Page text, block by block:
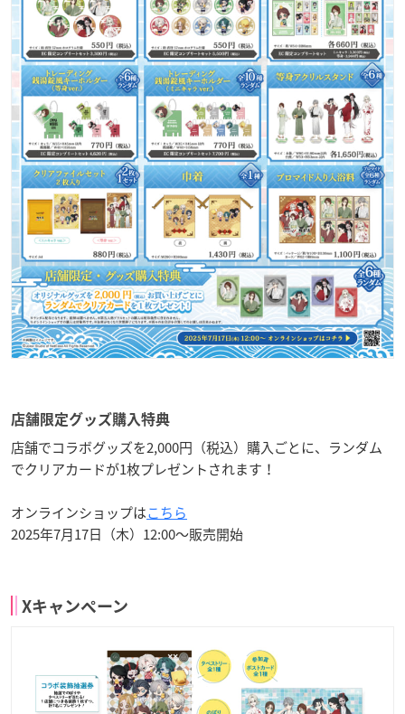
店舗限定グッズ購入特典
店舗でコラボグッズを2,000円（税込）購入ごとに、ランダム
でクリアカードが1枚プレゼントされます！
オンラインショップはこちら
2025年7月17日（木）12:00～販売開始
Xキャンペーン